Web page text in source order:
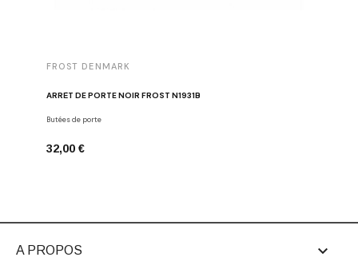
FROST DENMARK
ARRÊT DE PORTE NOIR FROST N1931B
Butées de porte
32,00 €
A PROPOS 